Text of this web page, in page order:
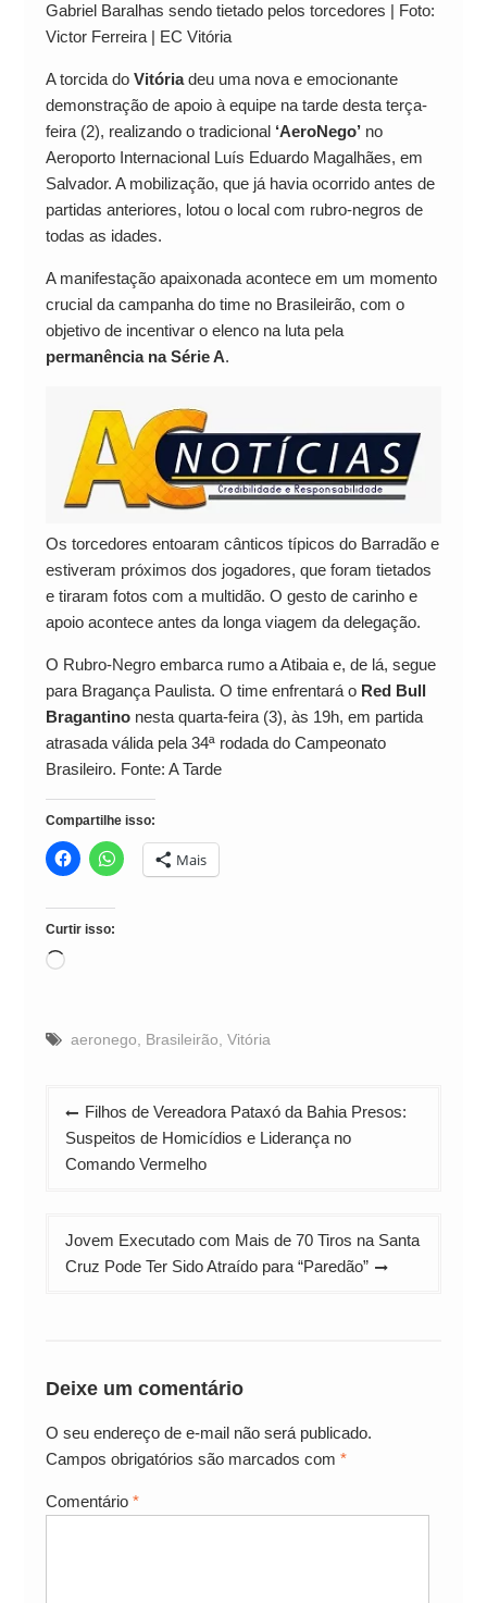
Gabriel Baralhas sendo tietado pelos torcedores | Foto:
Victor Ferreira | EC Vitória
A torcida do Vitóriadeu uma nova e emocionante
demonstração de apoio à equipe na tarde desta terça-
feira (2), realizando o tradicional ‘AeroNego’no
Aeroporto Internacional Luís Eduardo Magalhães, em
Salvador. A mobilização, que já havia ocorrido antes de
partidas anteriores, lotou o local com rubro-negros de
todas as idades.
A manifestação apaixonada acontece em um momento
crucial da campanha do time no Brasileirão, com o
objetivo de incentivar o elenco na luta pela
permanência na Série A.
Os torcedores entoaram cânticos típicos do Barradão e
estiveram próximos dos jogadores, que foram tietados
e tiraram fotos com a multidão. O gesto de carinho e
apoio acontece antes da longa viagem da delegação.
O Rubro-Negro embarca rumo a Atibaia e, de lá, segue
para Bragança Paulista. O time enfrentará o Red Bull
Bragantinonesta quarta-feira (3), às 19h, em partida
atrasada válida pela 34ª rodada do Campeonato
Brasileiro. Fonte: A Tarde
Compartilhe isso:
Mais
Curtir isso:
Carregando...
aeronego Brasileirão Vitória
Navegação
de
Post
Filhos de Vereadora Pataxó da Bahia Presos:
Suspeitos de Homicídios e Liderança no
Comando Vermelho
Jovem Executado com Mais de 70 Tiros na Santa
Cruz Pode Ter Sido Atraído para “Paredão”
Deixe um comentário
O seu endereço de e-mail não será publicado.
Campos obrigatórios são marcados com *
Comentário *